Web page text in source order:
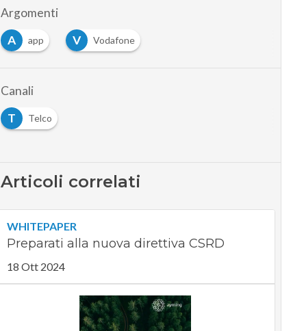
Argomenti
A
app V Vodafone
Canali
T
Telco
Articoli correlati
WHITEPAPER
Preparati alla nuova direttiva CSRD
18 Ott 2024